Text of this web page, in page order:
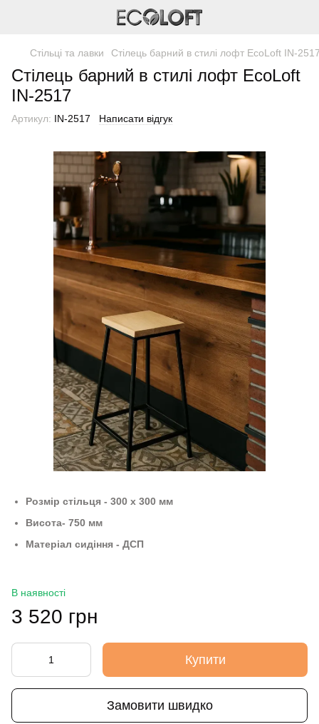
Стільці та лавки Стілець барний в стилі лофт EcoLoft IN-
Стілець барний в стилі лофт EcoLoft
IN-2517
Артикул: IN-2517 Написати відгук
Розмір стільця - 300 х 300 мм
Висота- 750 мм
Матеріал сидіння - ДСП
В наявності
3 520 грн
Купити
Замовити швидко